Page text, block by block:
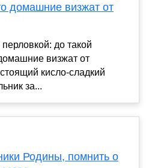
домашние визжат от
до такой
визжат от
кисло-сладкий
за...
Родины, помнить о